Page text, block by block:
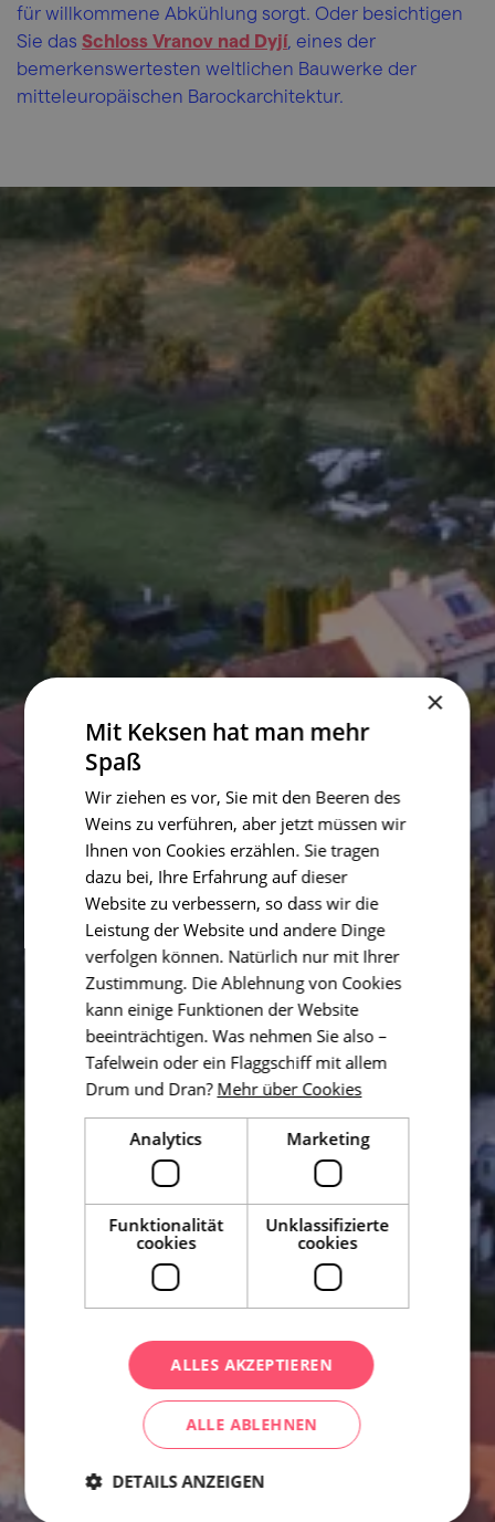
für willkommene Abkühlung sorgt. Oder besichtigen
Sie das Schloss Vranov nad Dyjí, eines der
bemerkenswertesten weltlichen Bauwerke der
mitteleuropäischen Barockarchitektur.
×
Mit Keksen hat man mehr
Spaß
Wir ziehen es vor, Sie mit den Beeren des
Weins zu verführen, aber jetzt müssen wir
Ihnen von Cookies erzählen. Sie tragen
dazu bei, Ihre Erfahrung auf dieser
Website zu verbessern, so dass wir die
Leistung der Website und andere Dinge
verfolgen können. Natürlich nur mit Ihrer
Zustimmung. Die Ablehnung von Cookies
kann einige Funktionen der Website
beeinträchtigen. Was nehmen Sie also –
Tafelwein oder ein Flaggschiff mit allem
Drum und Dran? Mehr über Cookies
Analytics Marketing
Funktionalität
cookies
Unklassifizierte
cookies
ALLES AKZEPTIEREN
ALLE ABLEHNEN
DETAILS ANZEIGEN